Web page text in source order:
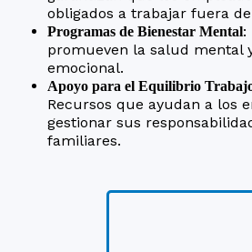
obligados a trabajar fuera
Programas de Bienestar Mental:
promueven la salud mental
emocional.
Apoyo para el Equilibrio
Recursos que ayudan a los
gestionar sus
familiares.